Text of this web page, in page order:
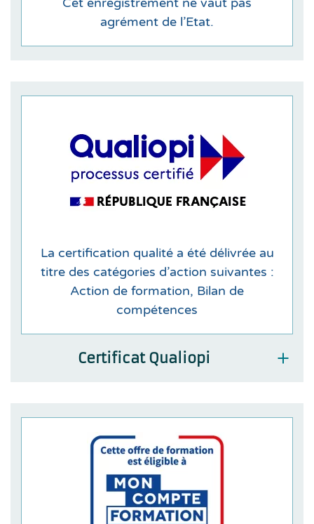
Cet enregistrement ne vaut pas
agrément de l’Etat.
La certification qualité a été délivrée au
titre des catégories d’action suivantes :
Action de formation, Bilan de
compétences
Certificat Qualiopi